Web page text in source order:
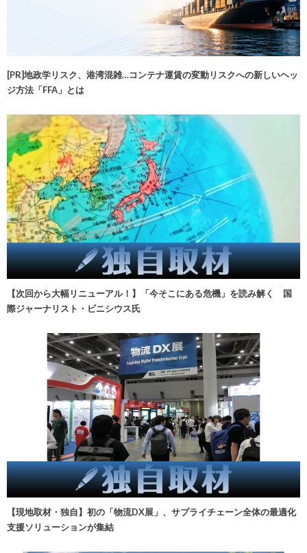
[PR]地政学リスク、港湾混雑…コンテナ運賃の変動リスクへの新しいヘッ
ジ方法「FFA」とは
【次回から大幅リニューアル！】「今そこにある危機」を読み解く 国
際ジャーナリスト・ビニシウス氏
【現地取材・独自】初の「物流DX展」、サプライチェーン全体の最適化
支援ソリューションが集結